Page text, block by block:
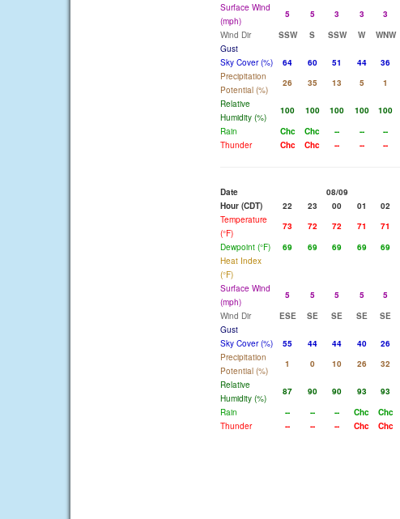
Surface Wind
(mph)
5 5 3 3 3
Wind Dir
SSW S SSW W WNW
Gust
Sky Cover (%)
64 60 51 44 36
Precipitation
Potential (%)
26 35 13 5 1
Relative
Humidity (%)
100 100 100 100 100
Rain
Chc Chc -- -- --
Thunder
Chc Chc -- -- --
Date
08/09
Hour (CDT)
22 23 00 01 02
Temperature
(°F)
73 72 72 71 71
Dewpoint (°F)
69 69 69 69 69
Heat Index
(°F)
Surface Wind
(mph)
5 5 5 5 5
Wind Dir
ESE SE SE SE SE
Gust
Sky Cover (%)
55 44 44 40 26
Precipitation
Potential (%)
1 0 10 26 32
Relative
Humidity (%)
87 90 90 93 93
Rain
-- -- -- Chc Chc
Thunder
-- -- -- Chc Chc